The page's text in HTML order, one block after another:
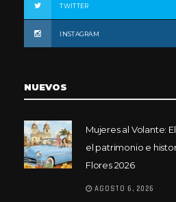
TWITTER
INSTAGRAM
NUEVOS
Mujeres al Volante:
el patrimonio e
Flores 2026
AGOSTO 6, 2026